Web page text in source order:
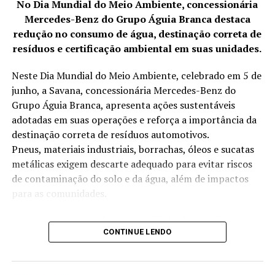
saúde, segurança e produtividade no ambiente de
trabalho.
Em um contexto de constantes mudanças e desafios,
a Clínica e Plataforma Ocupacional é um investimento
essencial para o sucesso e sustentabilidade dos negócios.
Com sua expertise, compromisso com a excelência e
foco no bem-estar dos trabalhadores, a empresa se
consolida como referência no mercado, contribuindo
significativamente para a construção de ambientes
laborais mais seguros e saudáveis.
No Dia Mundial do Meio Ambiente, concessionária
Mercedes-Benz do Grupo Águia Branca destaca
redução no consumo de água, destinação correta de
resíduos e certificação ambiental em suas unidades.
Neste Dia Mundial do Meio Ambiente, celebrado em 5 de
junho, a Savana, concessionária Mercedes-Benz do
Grupo Águia Branca, apresenta ações sustentáveis
adotadas em suas operações e reforça a importância da
destinação correta de resíduos automotivos.
Pneus, materiais industriais, borrachas, óleos e sucatas
metálicas exigem descarte adequado para evitar riscos
de contaminação do solo e da água, além de impactos
para as comunidades.
A Savana, por meio das suas 14 filiais, desenvolve
anualmente iniciativas voltadas à redução no consumo
energética e projetos sociais. As práticas adotadas
CONTINUE LENDO